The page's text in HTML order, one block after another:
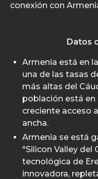
conexión con
Datos
Armenia está en
una de las tasas
más altas del
población está en
creciente acceso
ancha.
Armenia se está
"Silicon Valley del
tecnológica de
innovadora,